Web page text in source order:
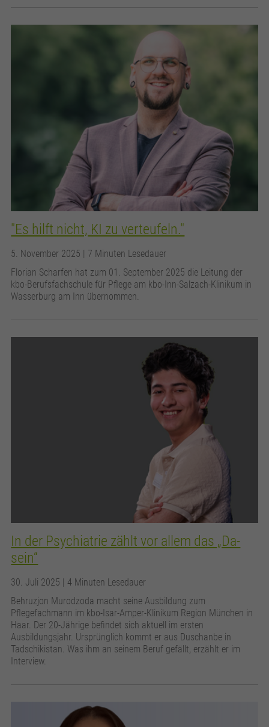
"Es hilft nicht, KI zu verteufeln."
5. November 2025 | 7 Minuten Lesedauer
Florian Scharfen hat zum 01. September 2025 die Leitung der
kbo-Berufsfachschule für Pflege am kbo-Inn-Salzach-Klinikum in
Wasserburg am Inn übernommen.
In der Psychiatrie zählt vor allem das „Da-
sein“
30. Juli 2025
| 4 Minuten Lesedauer
Behruzjon Murodzoda macht seine Ausbildung zum
Pflegefachmann im kbo-Isar-Amper-Klinikum Region München in
Haar. Der 20-Jährige befindet sich aktuell im ersten
Ausbildungsjahr. Ursprünglich kommt er aus Duschanbe in
Tadschikistan. Was ihm an seinem Beruf gefällt, erzählt er im
Interview.